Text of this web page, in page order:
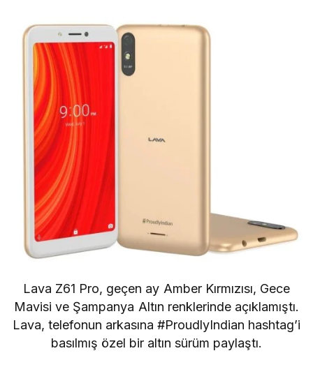
Lava Z61 Pro, geçen ay Amber Kırmızısı, Gece
Mavisi ve Şampanya Altın renklerinde açıklamıştı.
Lava, telefonun arkasına #ProudlyIndian hashtag’i
basılmış özel bir altın sürüm paylaştı.